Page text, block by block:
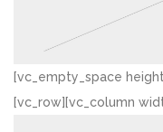
[vc_empty_space
[vc_row][vc_column